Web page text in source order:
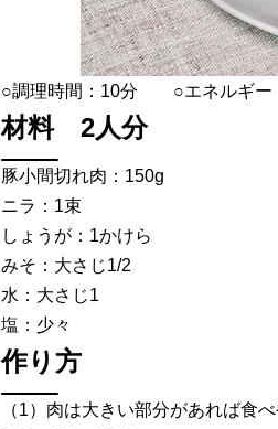
○調理時間：10分 ○エネルギー
材料 2人分
豚小間切れ肉：150g
ニラ：1束
しょうが：1かけら
みそ：大さじ1/2
水：大さじ1
塩：少々
作り方
（1）肉は大きい部分があれば食